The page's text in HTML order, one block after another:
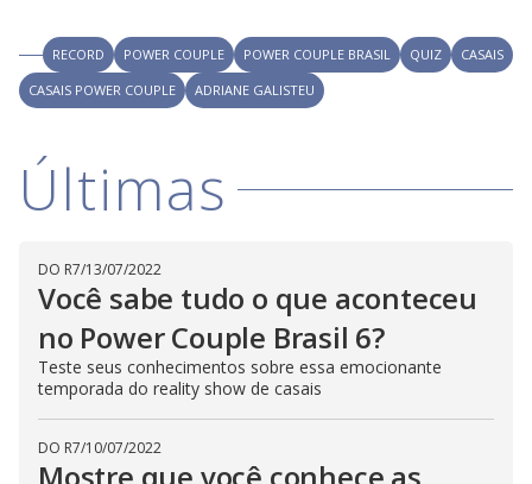
RECORD POWER COUPLE POWER COUPLE BRASIL QUIZ
CASAIS
CASAIS POWER COUPLE
ADRIANE GALISTEU
Últimas
DO R7/13/07/2022
Você sabe tudo o que aconteceu
no Power Couple Brasil 6?
Teste seus conhecimentos sobre essa emocionante
temporada do reality show de casais
DO R7/10/07/2022